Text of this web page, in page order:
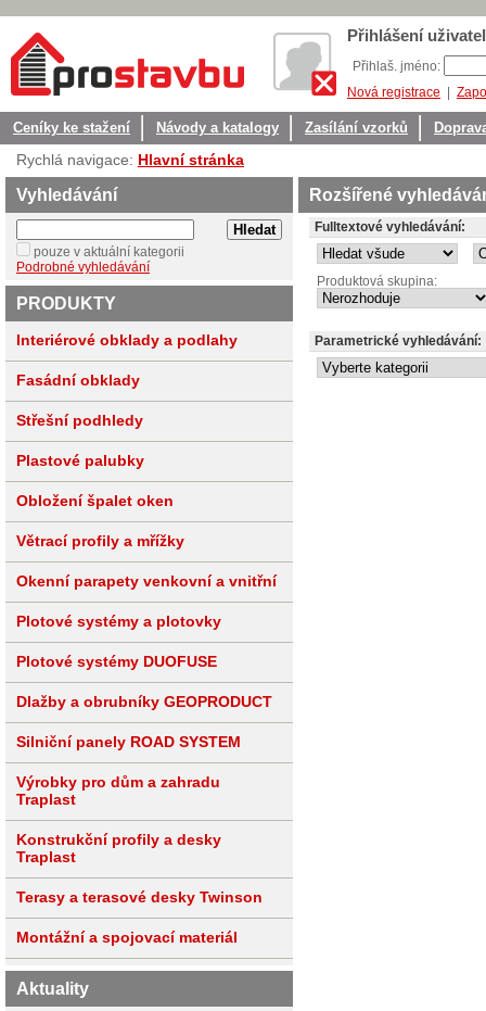
Rozšířené
Fulltextové vyhledávání:
Produktová skupina:
Parametrické vyhledávání:
Vyhledávání
pouze v aktuální kategorii
Podrobné vyhledávání
PRODUKTY
Interiérové obklady a podlahy
Fasádní obklady
Střešní podhledy
Plastové palubky
Obložení špalet oken
Větrací profily a mřížky
Okenní parapety venkovní a vnitřní
Plotové systémy a plotovky
Plotové systémy DUOFUSE
Dlažby a obrubníky GEOPRODUCT
Silniční panely ROAD SYSTEM
Výrobky pro dům a zahradu
Traplast
Konstrukční profily a desky
Traplast
Terasy a terasové desky Twinson
Montážní a spojovací materiál
Aktuality
Rychlá navigace: Hlavní stránka
Ceníky ke stažení Návody a katalogy Zasílání vzorků
Přihlášení
Přihlaš. jméno:
Nová registrace